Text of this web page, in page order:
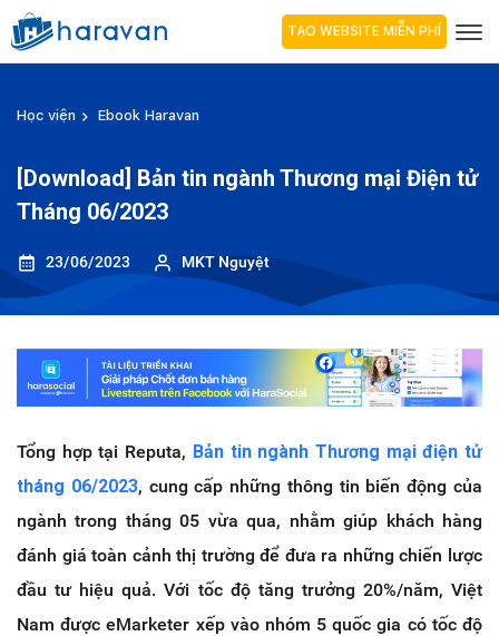
TẠO WEBSITE MIỄN PHÍ
Học viện Ebook Haravan
[Download] Bản tin ngành Thương mại Điện tử
Tháng 06/2023
23/06/2023 MKT Nguyệt
Tổng hợp tại Reputa, Bản tin ngành Thương mại điện tử
tháng 06/2023, cung cấp những thông tin biến động của
ngành trong tháng 05 vừa qua, nhằm giúp khách hàng
đánh giá toàn cảnh thị trường để đưa ra những chiến lược
đầu tư hiệu quả. Với tốc độ tăng trưởng 20%/năm, Việt
Nam được eMarketer xếp vào nhóm 5 quốc gia có tốc độ